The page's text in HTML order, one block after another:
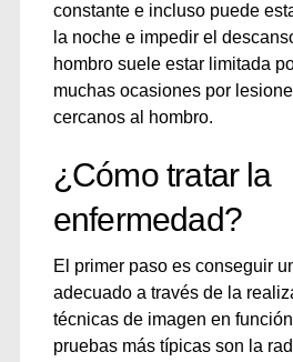
constante e incluso puede
la noche e impedir el
hombro suele estar limitada
muchas ocasiones por
cercanos al hombro.
¿Cómo tratar la
enfermedad?
El primer paso es conseguir
adecuado a través de la
técnicas de imagen en
pruebas más típicas son la